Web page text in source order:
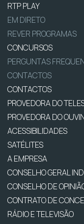
RTP PLAY
EM DIRETO
REVER PROGRAMAS
CONCURSOS
PERGUNTAS
CONTACTOS
CONTACTOS
PROVEDORA DO
PROVEDORA DO
ACESSIBILIDADES
SATÉLITES
A EMPRESA
CONSELHO GERAL
CONSELHO DE
CONTRATO DE
RÁDIO E TELEVISÃO